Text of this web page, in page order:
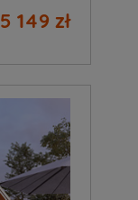
5 149 zł